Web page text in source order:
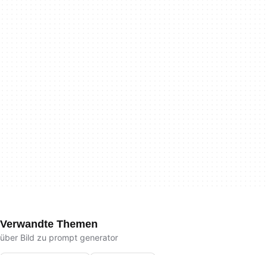
Verwandte Themen
über Bild zu prompt generator